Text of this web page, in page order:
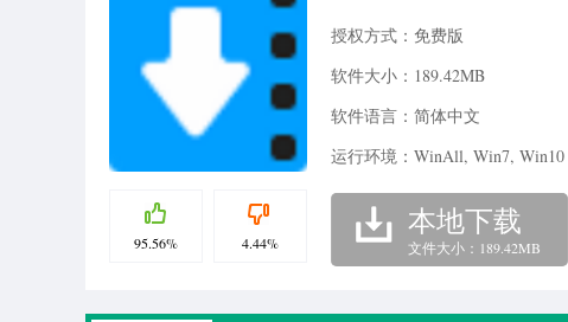
95.56% 4.44%
授权方式：免费版
软件大小：189.42MB
软件语言：简体中文
运行环境：WinAll, Win7, Win10
本地下载
文件大小：189.42MB